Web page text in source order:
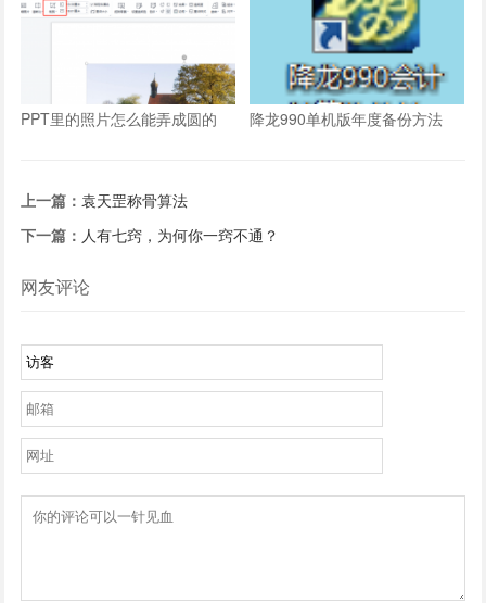
PPT里的照片怎么能弄成圆的 降龙990单机版年度备份方法
上一篇：袁天罡称骨算法
下一篇： 人有七窍，为何你一窍不通？
网友评论